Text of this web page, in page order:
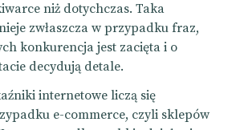
niż dotychczas. Taka
zwłaszcza w przypadku fraz,
konkurencja jest zacięta i o
decydują detale.
internetowe liczą się
e-commerce, czyli sklepów